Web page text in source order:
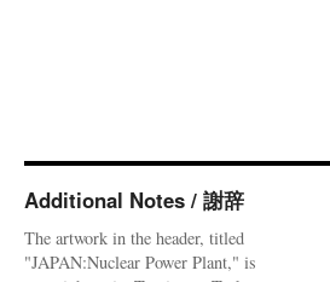
Additional Notes / 謝辞
The artwork in the header, titled
"JAPAN:Nuclear Power Plant," is